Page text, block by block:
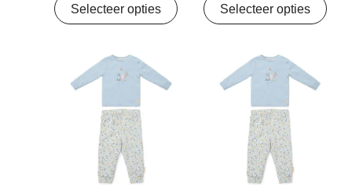
Selecteer opties Selecteer opties
Oorspronkelijke
prijs
Huidige
prijs
€19,74.
Oorspronkelijke
prijs
€24,99.
Huidige
prijs
€19,74.